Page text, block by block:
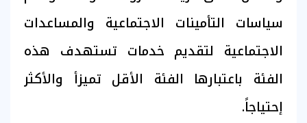
سياسات التأمينات الاجتماعية والمساعدات
الاجتماعية لتقديم خدمات تستهدف هذه
الفئة باعتبارها الفئة الأقل تميزأ والأكثر
إحتياجاً.